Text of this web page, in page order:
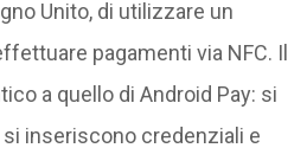
Unito, di utilizzare un
pagamenti via NFC. Il
a quello di Android Pay: si
si inseriscono credenziali e